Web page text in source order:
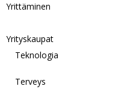
Yrittäminen
Yrityskaupat
Teknologia
Terveys